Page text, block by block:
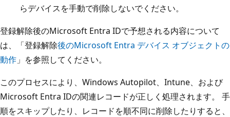
らデバイスを手動で削除しないでください。
登録解除後のMicrosoft Entra IDで予想される内容について
は、「登録解除後のMicrosoft Entra デバイス オブジェクトの
動作 」を参照してください。
このプロセスにより、Windows Autopilot、Intune、および
Microsoft Entra IDの関連レコードが正しく処理されます。 手
順をスキップしたり、レコードを順不同に削除したりすると、